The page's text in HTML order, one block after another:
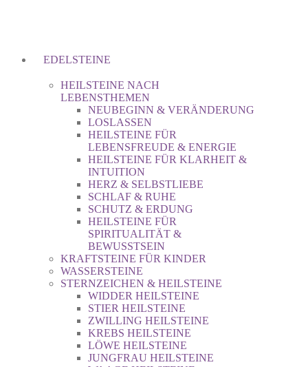
EDELSTEINE
HEILSTEINE NACH
LEBENSTHEMEN
NEUBEGINN & VERÄNDERUNG
LOSLASSEN
HEILSTEINE FÜR
LEBENSFREUDE & ENERGIE
HEILSTEINE FÜR KLARHEIT &
INTUITION
HERZ & SELBSTLIEBE
SCHLAF & RUHE
SCHUTZ & ERDUNG
HEILSTEINE FÜR
SPIRITUALITÄT &
BEWUSSTSEIN
KRAFTSTEINE FÜR KINDER
WASSERSTEINE
STERNZEICHEN & HEILSTEINE
WIDDER HEILSTEINE
STIER HEILSTEINE
ZWILLING HEILSTEINE
KREBS HEILSTEINE
LÖWE HEILSTEINE
JUNGFRAU HEILSTEINE